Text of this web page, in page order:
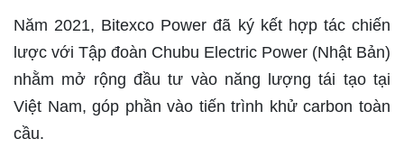
Năm 2021, Bitexco Power đã ký kết hợp tác chiến
lược với Tập đoàn Chubu Electric Power (Nhật Bản)
nhằm mở rộng đầu tư vào năng lượng tái tạo tại
Việt Nam, góp phần vào tiến trình khử carbon toàn
cầu.